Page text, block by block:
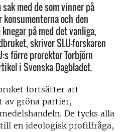
med de som vinner på
konsumenterna och den
på med det vanliga,
skriver SLU-forskaren
förre prorektor Torbjörn
i Svenska Dagbladet.
fortsätter att
av gröna partier,
De tycks alla
en ideologisk profilfråga,